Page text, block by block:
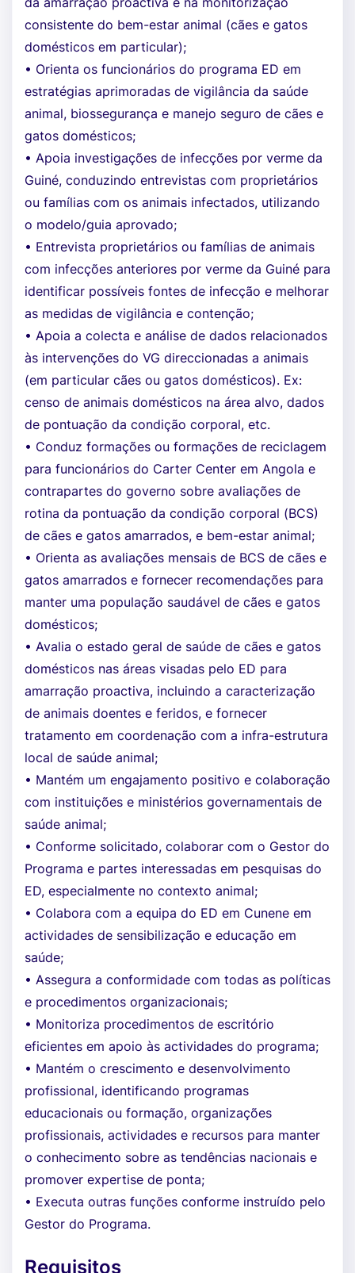
consistente do bem-estar animal (cães e gatos
domésticos em particular);
• Orienta os funcionários do programa ED em
estratégias aprimoradas de vigilância da saúde
animal, biossegurança e manejo seguro de cães e
gatos domésticos;
• Apoia investigações de infecções por verme da
Guiné, conduzindo entrevistas com proprietários
ou famílias com os animais infectados, utilizando
o modelo/guia aprovado;
• Entrevista proprietários ou famílias de animais
com infecções anteriores por verme da Guiné para
identificar possíveis fontes de infecção e melhorar
as medidas de vigilância e contenção;
• Apoia a colecta e análise de dados relacionados
às intervenções do VG direccionadas a animais
(em particular cães ou gatos domésticos). Ex:
censo de animais domésticos na área alvo, dados
de pontuação da condição corporal, etc.
• Conduz formações ou formações de reciclagem
para funcionários do Carter Center em Angola e
contrapartes do governo sobre avaliações de
rotina da pontuação da condição corporal (BCS)
de cães e gatos amarrados, e bem-estar animal;
• Orienta as avaliações mensais de BCS de cães e
gatos amarrados e fornecer recomendações para
manter uma população saudável de cães e gatos
domésticos;
• Avalia o estado geral de saúde de cães e gatos
domésticos nas áreas visadas pelo ED para
amarração proactiva, incluindo a caracterização
de animais doentes e feridos, e fornecer
tratamento em coordenação com a infra-estrutura
local de saúde animal;
• Mantém um engajamento positivo e colaboração
com instituições e ministérios governamentais de
saúde animal;
• Conforme solicitado, colaborar com o Gestor do
Programa e partes interessadas em pesquisas do
ED, especialmente no contexto animal;
• Colabora com a equipa do ED em Cunene em
actividades de sensibilização e educação em
saúde;
• Assegura a conformidade com todas as políticas
e procedimentos organizacionais;
• Monitoriza procedimentos de escritório
eficientes em apoio às actividades do programa;
• Mantém o crescimento e desenvolvimento
profissional, identificando programas
educacionais ou formação, organizações
profissionais, actividades e recursos para manter
o conhecimento sobre as tendências nacionais e
promover expertise de ponta;
• Executa outras funções conforme instruído pelo
Gestor do Programa.
Requisitos